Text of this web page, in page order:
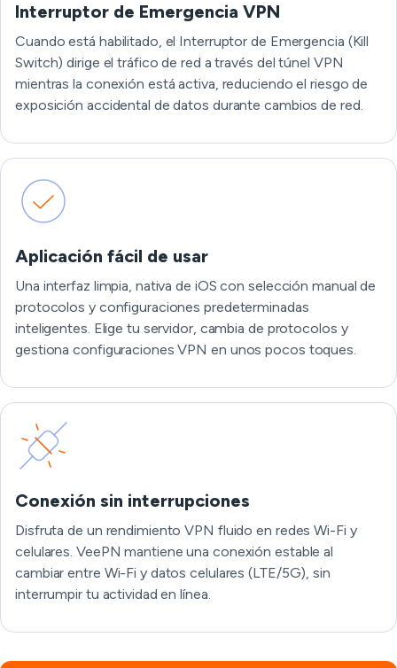
Interruptor de Emergencia VPN
Cuando está habilitado, el Interruptor de Emergencia (Kill
Switch) dirige el tráfico de red a través del túnel VPN
mientras la conexión está activa, reduciendo el riesgo de
exposición accidental de datos durante cambios de red.
Aplicación fácil de usar
Una interfaz limpia, nativa de iOS con selección manual de
protocolos y configuraciones predeterminadas
inteligentes. Elige tu servidor, cambia de protocolos y
gestiona configuraciones VPN en unos pocos toques.
Conexión sin interrupciones
Disfruta de un rendimiento VPN fluido en redes Wi-Fi y
celulares. VeePN mantiene una conexión estable al
cambiar entre Wi-Fi y datos celulares (LTE/5G), sin
interrumpir tu actividad en línea.